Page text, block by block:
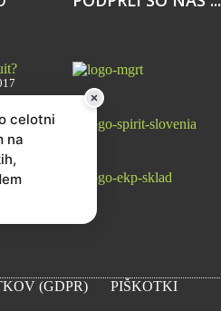
(GDPR)
PIŠKOTKI
celotni
na